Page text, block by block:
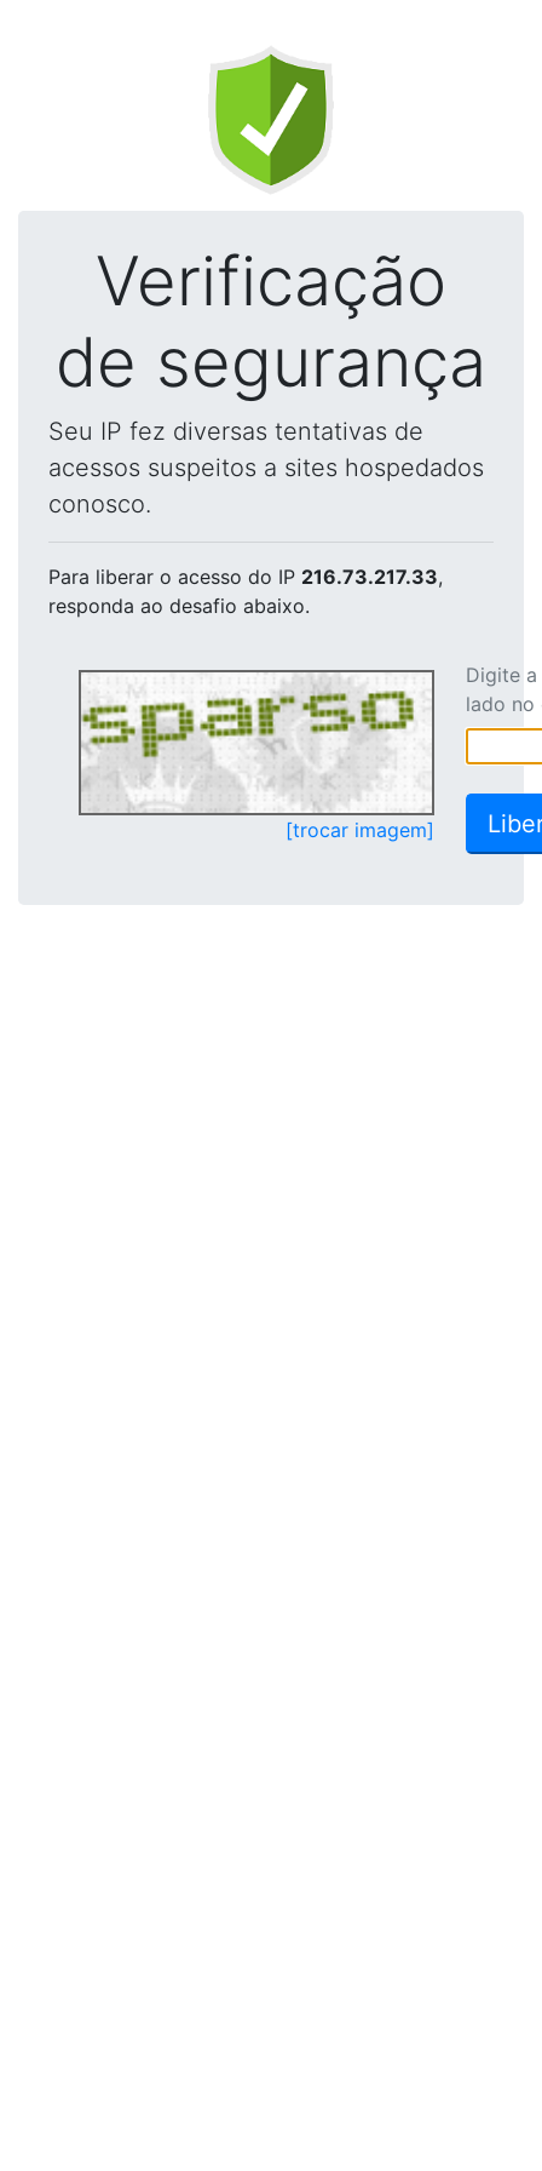
Verificação
de segurança
Seu IP fez diversas tentativas de
acessos suspeitos a sites hospedados
conosco.
Para liberar o acesso do IP 216.73.217.33,
responda ao desafio abaixo.
[trocar imagem]
Digite
lado no